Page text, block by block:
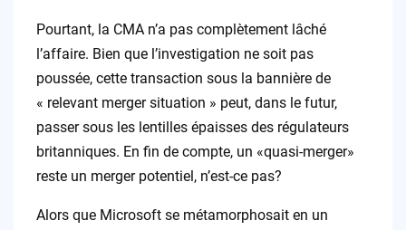
Pourtant, la CMA n’a pas complètement lâché
l’affaire. Bien que l’investigation ne soit pas
poussée, cette transaction sous la bannière de
« relevant merger situation » peut, dans le futur,
passer sous les lentilles épaisses des régulateurs
britanniques. En fin de compte, un «quasi-merger»
reste un merger potentiel, n’est-ce pas?
Alors que Microsoft se métamorphosait en un